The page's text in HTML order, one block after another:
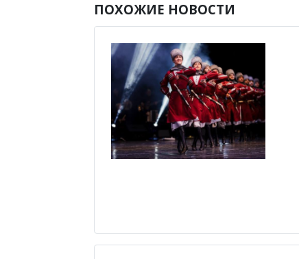
ПОХОЖИЕ НОВОСТИ